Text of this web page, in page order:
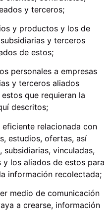
y terceros;
y productos y los de
y terceros
de estos;
personales a empresas
y terceros aliados
que requieran la
descritos;
relacionada con
estudios, ofertas, así
vinculadas,
los aliados de estos para
información recolectada;
medio de comunicación
a crearse, información